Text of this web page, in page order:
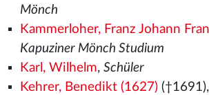
Mönch
Kammerloher, Franz Johann
Kapuziner Mönch Studium
Karl, Wilhelm, Schüler
Kehrer, Benedikt (1627)